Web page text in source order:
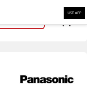
USE APP